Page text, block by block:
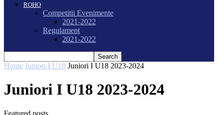
ROHO
Competitii Evenimente
2021-2022
Regulament
2021-2022
Home Juniori I U18 Juniori I U18 2023-2024
Juniori I U18 2023-2024
Featured posts